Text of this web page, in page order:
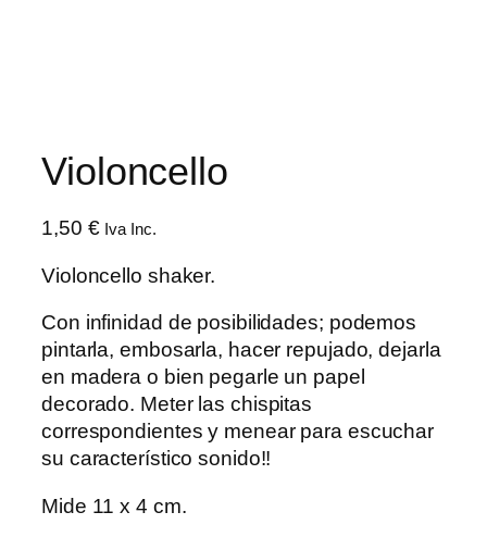
Violoncello
1,50 € Iva Inc.
Violoncello shaker.
Con infinidad de posibilidades; podemos
pintarla, embosarla, hacer repujado, dejarla
en madera o bien pegarle un papel
decorado. Meter las chispitas
correspondientes y menear para escuchar
su característico sonido!!
Mide 11 x 4 cm.